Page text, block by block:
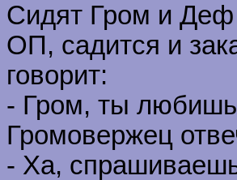
Сидят Гром и Деф
ОП, садится и
говорит:
- Гром, ты любишь
Громовержец
- Ха,